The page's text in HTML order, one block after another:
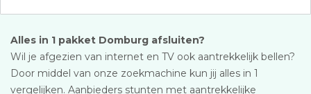
Alles in 1 pakket Domburg afsluiten?
Wil je afgezien van internet en TV ook aantrekkelijk bellen?
Door middel van onze zoekmachine kun jij alles in 1
vergelijken. Aanbieders stunten met aantrekkelijke